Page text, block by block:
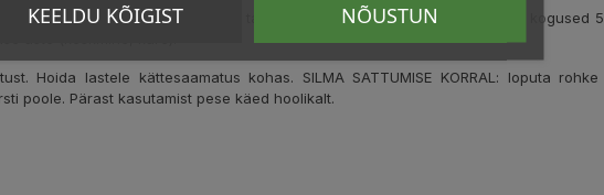
Vastavalt pakendil olevale tabelile, kuhu on märgitud soovituslikud kogused
aste (keskmine, kare).
Hoida lastele kättesaamatus kohas. SILMA SATTUMISE KORRAL: loputa
poole. Pärast kasutamist pese käed hoolikalt.
KEELDU KÕIGIST NÕUSTUN